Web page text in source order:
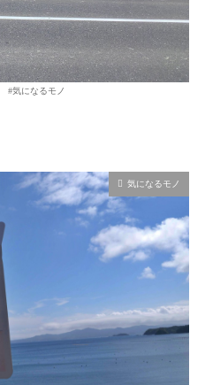
#気になるモノ
気になるモノ